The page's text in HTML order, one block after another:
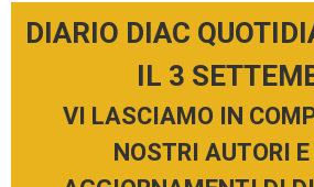
DIARIO DIAC
IL 3
VI LASCIAMO IN
NOSTRI AUTORI